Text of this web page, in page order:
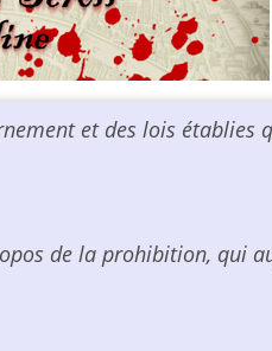
et des lois établies
de la prohibition, qui